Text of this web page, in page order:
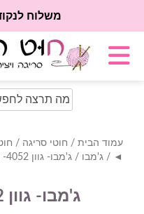
משלוח לנקודת
Search
for:
עמוד הבית / חוטי סריגה /
◄
/ ג'מבו / ג'מבו- גוון 4052- צבע גוף
ג'מבו- גוון 4052- צבע גוף